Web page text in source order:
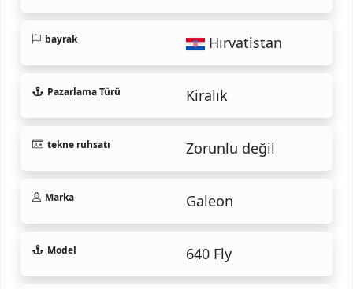
bayrak Hırvatistan
Pazarlama Türü Kiralık
tekne ruhsatı Zorunlu değil
Marka Galeon
Model 640 Fly